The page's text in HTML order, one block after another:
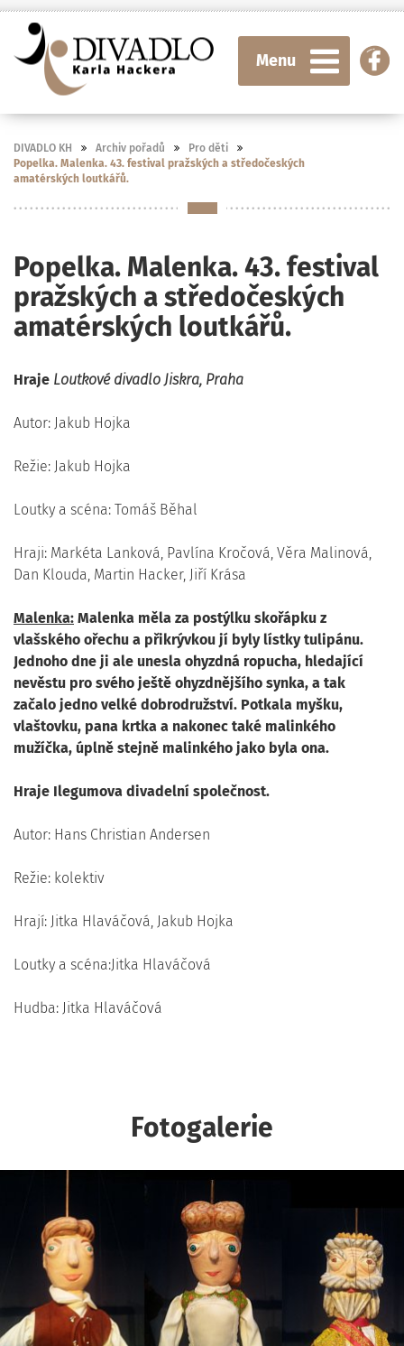
Menu
DIVADLO KH Archiv pořadů
Pro děti
Popelka. Malenka. 43. festival pražských a středočeských
amatérských loutkářů.
Popelka. Malenka. 43. festival
pražských a středočeských
amatérských loutkářů.
Hraje Loutkové divadlo Jiskra, Praha
Autor: Jakub Hojka
Režie: Jakub Hojka
Loutky a scéna: Tomáš Běhal
Hraji: Markéta Lanková, Pavlína Kročová, Věra Malinová,
Dan Klouda, Martin Hacker, Jiří Krása
Malenka: Malenka měla za postýlku skořápku z
vlašského ořechu a přikrývkou jí byly lístky tulipánu.
Jednoho dne ji ale unesla ohyzdná ropucha, hledající
nevěstu pro svého ještě ohyzdnějšího synka, a tak
začalo jedno velké dobrodružství. Potkala myšku,
vlaštovku, pana krtka a nakonec také malinkého
mužíčka, úplně stejně malinkého jako byla ona.
Hraje Ilegumova divadelní společnost.
Autor: Hans Christian Andersen
Režie: kolektiv
Hrají: Jitka Hlaváčová, Jakub Hojka
Loutky a scéna:Jitka Hlaváčová
Hudba: Jitka Hlaváčová
Fotogalerie